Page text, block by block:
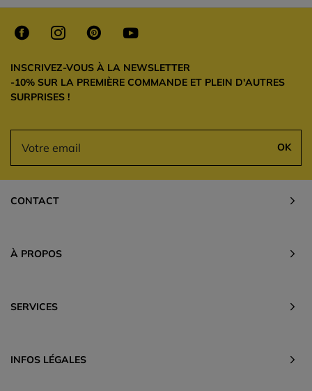
INSCRIVEZ-VOUS À LA NEWSLETTER
-10% SUR LA PREMIÈRE COMMANDE ET PLEIN D'AUTRES
SURPRISES !
OK
CONTACT
À PROPOS
SERVICES
INFOS LÉGALES